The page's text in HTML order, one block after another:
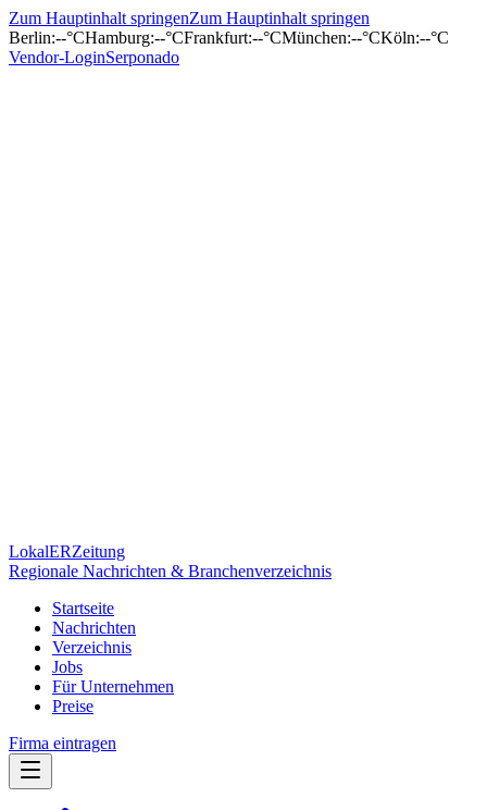
Zum Hauptinhalt springenZum Hauptinhalt springen
Berlin:--°CHamburg:--°CFrankfurt:--°CMünchen:--°CKöln:--°C
Vendor-LoginSerponado
LokalERZeitung
Regionale Nachrichten & Branchenverzeichnis
Startseite
Nachrichten
Verzeichnis
Jobs
Für Unternehmen
Preise
Firma eintragen